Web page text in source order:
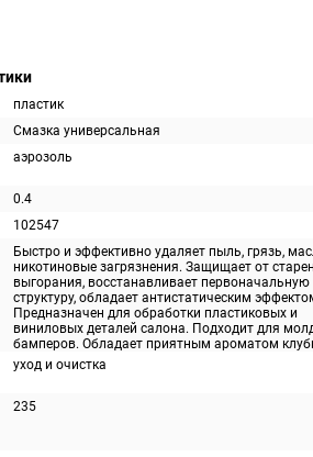
пластик
Смазка универсальная
аэрозоль
0.4
102547
Быстро и эффективно удаляет пыль, грязь,
никотиновые загрязнения. Защищает от
выгорания, восстанавливает первоначальную
структуру, обладает антистатическим
Предназначен для обработки пластиковых и
виниловых деталей салона. Подходит для
бамперов. Обладает приятным ароматом
уход и очистка
235